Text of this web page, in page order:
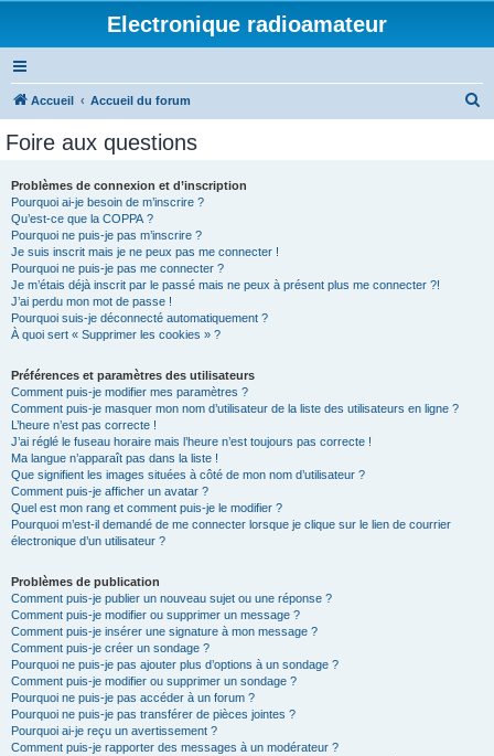
Electronique radioamateur
Accueil Accueil du forum
Foire aux questions
Problèmes de connexion et d’inscription
Pourquoi ai-je besoin de m’inscrire ?
Qu’est-ce que la COPPA ?
Pourquoi ne puis-je pas m’inscrire ?
Je suis inscrit mais je ne peux pas me connecter !
Pourquoi ne puis-je pas me connecter ?
Je m’étais déjà inscrit par le passé mais ne peux à présent plus me connecter ?!
J’ai perdu mon mot de passe !
Pourquoi suis-je déconnecté automatiquement ?
À quoi sert « Supprimer les cookies » ?
Préférences et paramètres des utilisateurs
Comment puis-je modifier mes paramètres ?
Comment puis-je masquer mon nom d’utilisateur de la liste des utilisateurs en ligne ?
L’heure n’est pas correcte !
J’ai réglé le fuseau horaire mais l’heure n’est toujours pas correcte !
Ma langue n’apparaît pas dans la liste !
Que signifient les images situées à côté de mon nom d’utilisateur ?
Comment puis-je afficher un avatar ?
Quel est mon rang et comment puis-je le modifier ?
Pourquoi m’est-il demandé de me connecter lorsque je clique sur le lien de courrier
électronique d’un utilisateur ?
Problèmes de publication
Comment puis-je publier un nouveau sujet ou une réponse ?
Comment puis-je modifier ou supprimer un message ?
Comment puis-je insérer une signature à mon message ?
Comment puis-je créer un sondage ?
Pourquoi ne puis-je pas ajouter plus d’options à un sondage ?
Comment puis-je modifier ou supprimer un sondage ?
Pourquoi ne puis-je pas accéder à un forum ?
Pourquoi ne puis-je pas transférer de pièces jointes ?
Pourquoi ai-je reçu un avertissement ?
Comment puis-je rapporter des messages à un modérateur ?